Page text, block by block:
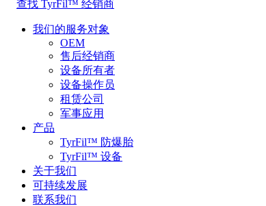
查找 TyrFil™ 经销商
我们的服务对象
OEM
售后经销商
设备所有者
设备操作员
租赁公司
军事应用
产品
TyrFil™ 防爆胎
TyrFil™ 设备
关于我们
可持续发展
联系我们